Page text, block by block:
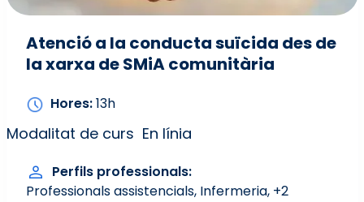
Atenció a la conducta suïcida des de
la xarxa de SMiA comunitària
Hores 13h
Modalitat de curs En línia
Perfils professionals
Professionals assistencials Infermeria +2